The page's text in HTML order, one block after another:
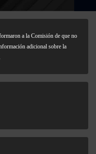
a la Comisión de que no
adicional sobre la